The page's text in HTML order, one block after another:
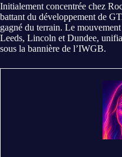
Initialement concentrée chez
battant du développement de
gagné du terrain. Le
Leeds, Lincoln et Dundee,
sous la bannière de l’IWGB.